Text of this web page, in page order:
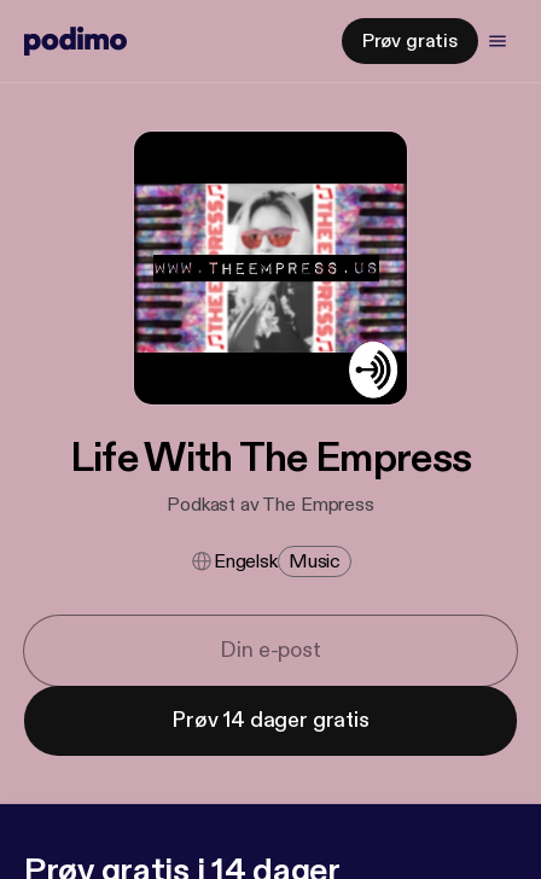
Prøv gratis
Life With The Empress
Podkast av The Empress
Engelsk Music
Prøv 14 dager gratis